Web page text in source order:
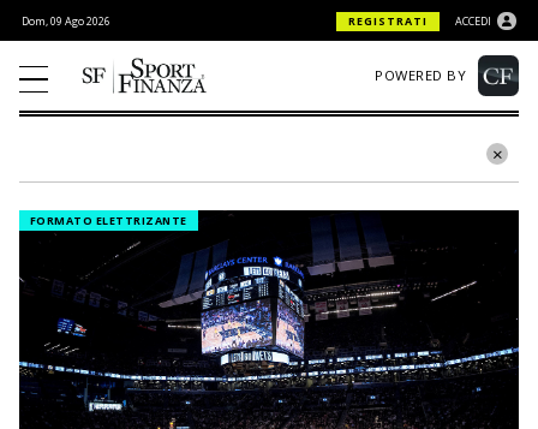
Dom, 09 Ago 2026 REGISTRATI ACCEDI
POWERED BY
FORMATO ELETTRIZANTE